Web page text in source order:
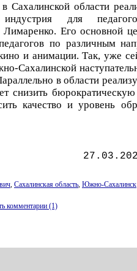
области
для
Его основной
по различным
и анимации. Так, уже
Сахалинской
в области
снизить бюрократическую
качество и уровень
, Сахалинская область, Южно-Сахалинск
комментарии (1)